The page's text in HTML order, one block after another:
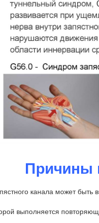
Причины
канала может
выполняется